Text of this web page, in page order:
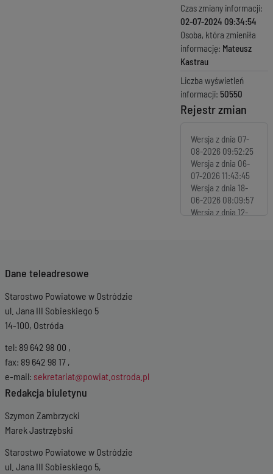
Czas zmiany informacji:
02-07-2024 09:34:54
Osoba, która zmieniła
informację: Mateusz
Kastrau
Liczba wyświetleń
informacji: 50550
Rejestr zmian
Wersja z dnia 07-
08-2026 09:52:25
Wersja z dnia 06-
07-2026 11:43:45
Wersja z dnia 18-
06-2026 08:09:57
Wersja z dnia 12-
Dane teleadresowe
Starostwo Powiatowe w Ostródzie
ul. Jana III Sobieskiego 5
14-100, Ostróda
tel: 89 642 98 00 ,
fax: 89 642 98 17 ,
e-mail: sekretariat@powiat.ostroda.pl
Redakcja biuletynu
Szymon Zambrzycki
Marek Jastrzębski
Starostwo Powiatowe w Ostródzie
ul. Jana III Sobieskiego 5,